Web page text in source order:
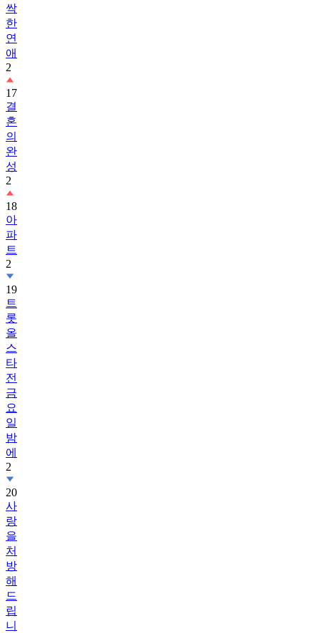
싹
한
연
애
2
17
결
혼
의
완
성
2
18
아
파
트
2
19
트
롯
올
스
타
전
금
요
일
밤
에
2
20
사
랑
을
처
방
해
드
립
니